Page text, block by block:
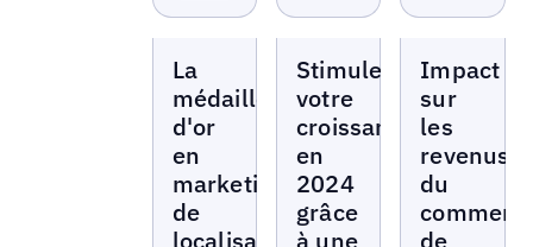
blancs
La
médaille
d'or
en
marketing
de
localisation
blancs
Stimulez
votre
croissance
en
2024
grâce
à une
blancs
Impact
sur
les
revenus
du
de